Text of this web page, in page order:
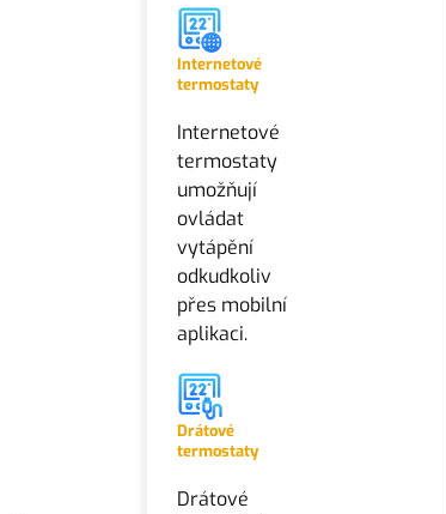
Internetové
termostaty
Internetové
termostaty
umožňují
ovládat
vytápění
odkudkoliv
přes mobilní
aplikaci.
Drátové
termostaty
Drátové